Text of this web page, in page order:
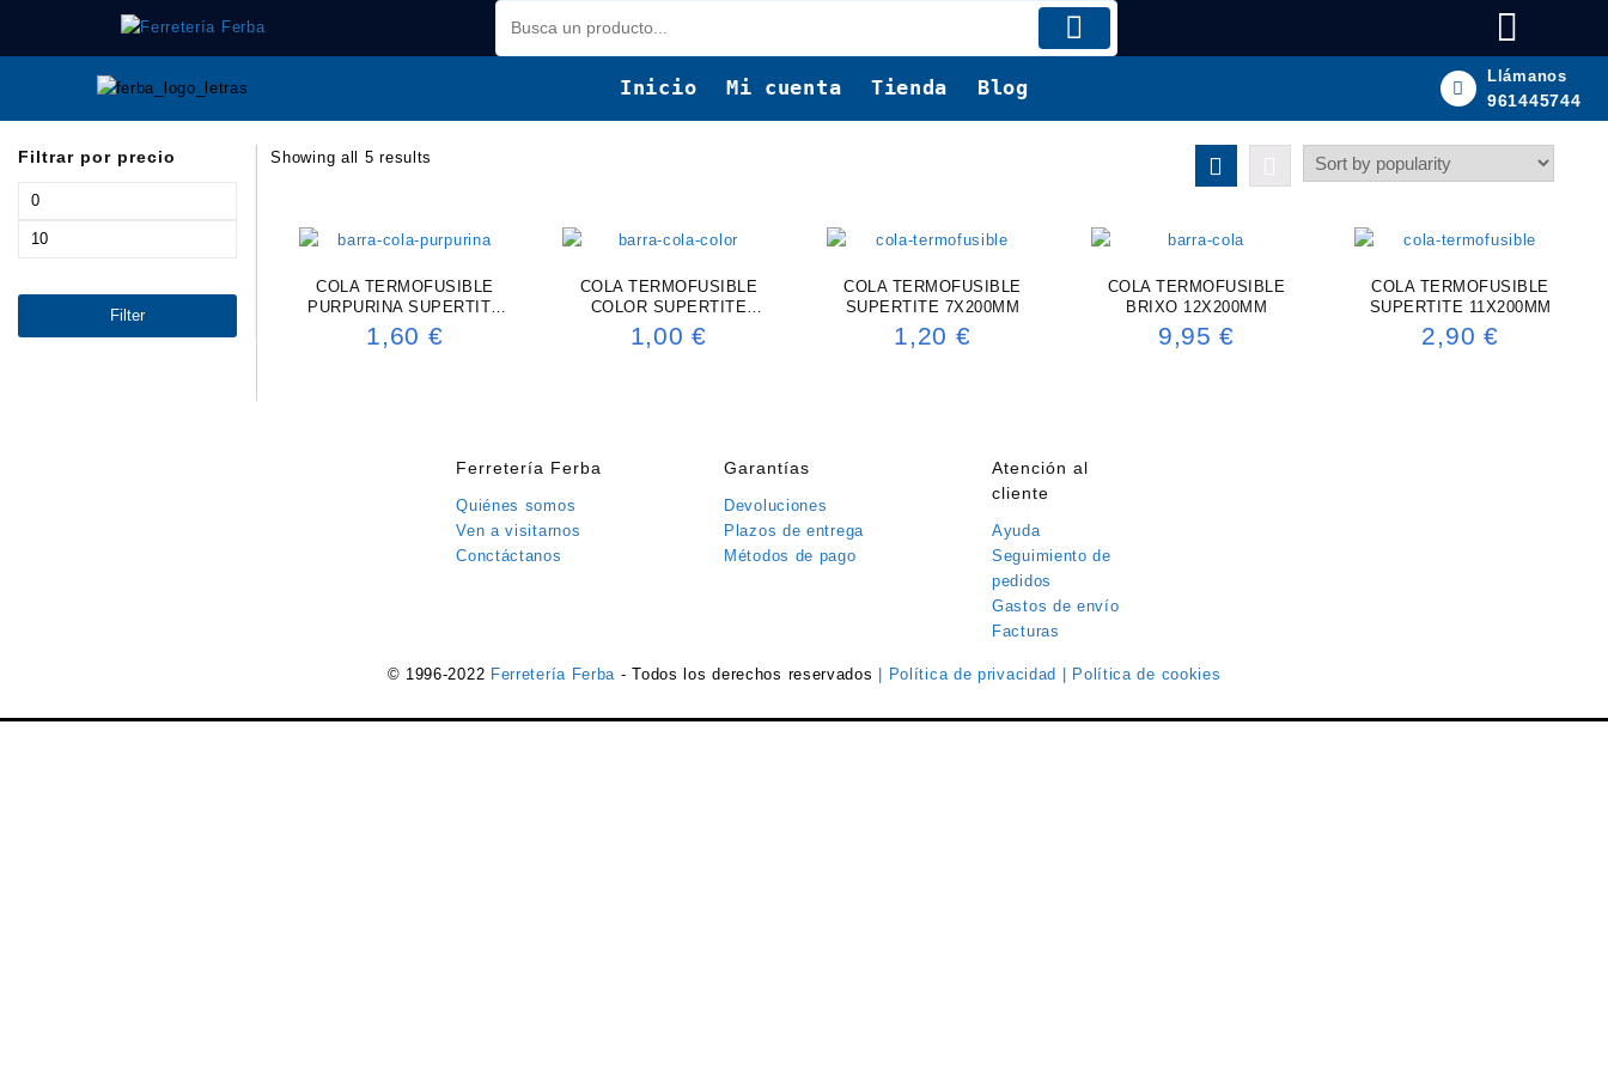
contenido
Inicio Mi cuenta Tienda Blog Llámanos
961445744
Filtrar por precio
Min
Max
Filter
Showing all 5 results
COLA TERMOFUSIBLE
PURPURINA SUPERTITE
7X200MM
1,60 €
COLA TERMOFUSIBLE
COLOR SUPERTITE
7X180MM
1,00€
COLA TERMOFUSIBLE
SUPERTITE 7X200MM
1,20 €
COLA TERMOFUSIBLE
BRIXO 12X200MM
9,95€
COLA TERMOFUSIBLE
SUPERTITE 11X200MM
2,90 €
Ferretería Ferba
Quiénes somos
Ven a visitarnos
Conctáctanos
Garantías
Devoluciones
Plazos de entrega
Métodos de pago
Atención al
cliente
Ayuda
Seguimiento de
pedidos
Gastos de envío
Facturas
© 1996-2022 Ferretería Ferba - Todos los derechos reservados | Política de privacidad | Política de cookies